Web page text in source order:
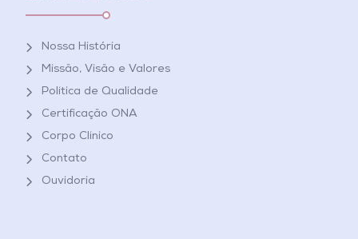
Nossa História
Missão, Visão e Valores
Política de Qualidade
Certificação ONA
Corpo Clínico
Contato
Ouvidoria